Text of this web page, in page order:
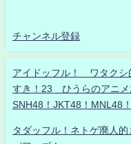
チャンネル登録
アイドッフル！ ワタク
すき！23 ひうらのアニ
SNH48！JKT48！MNL48
タダッフル！ネトゲ廃人